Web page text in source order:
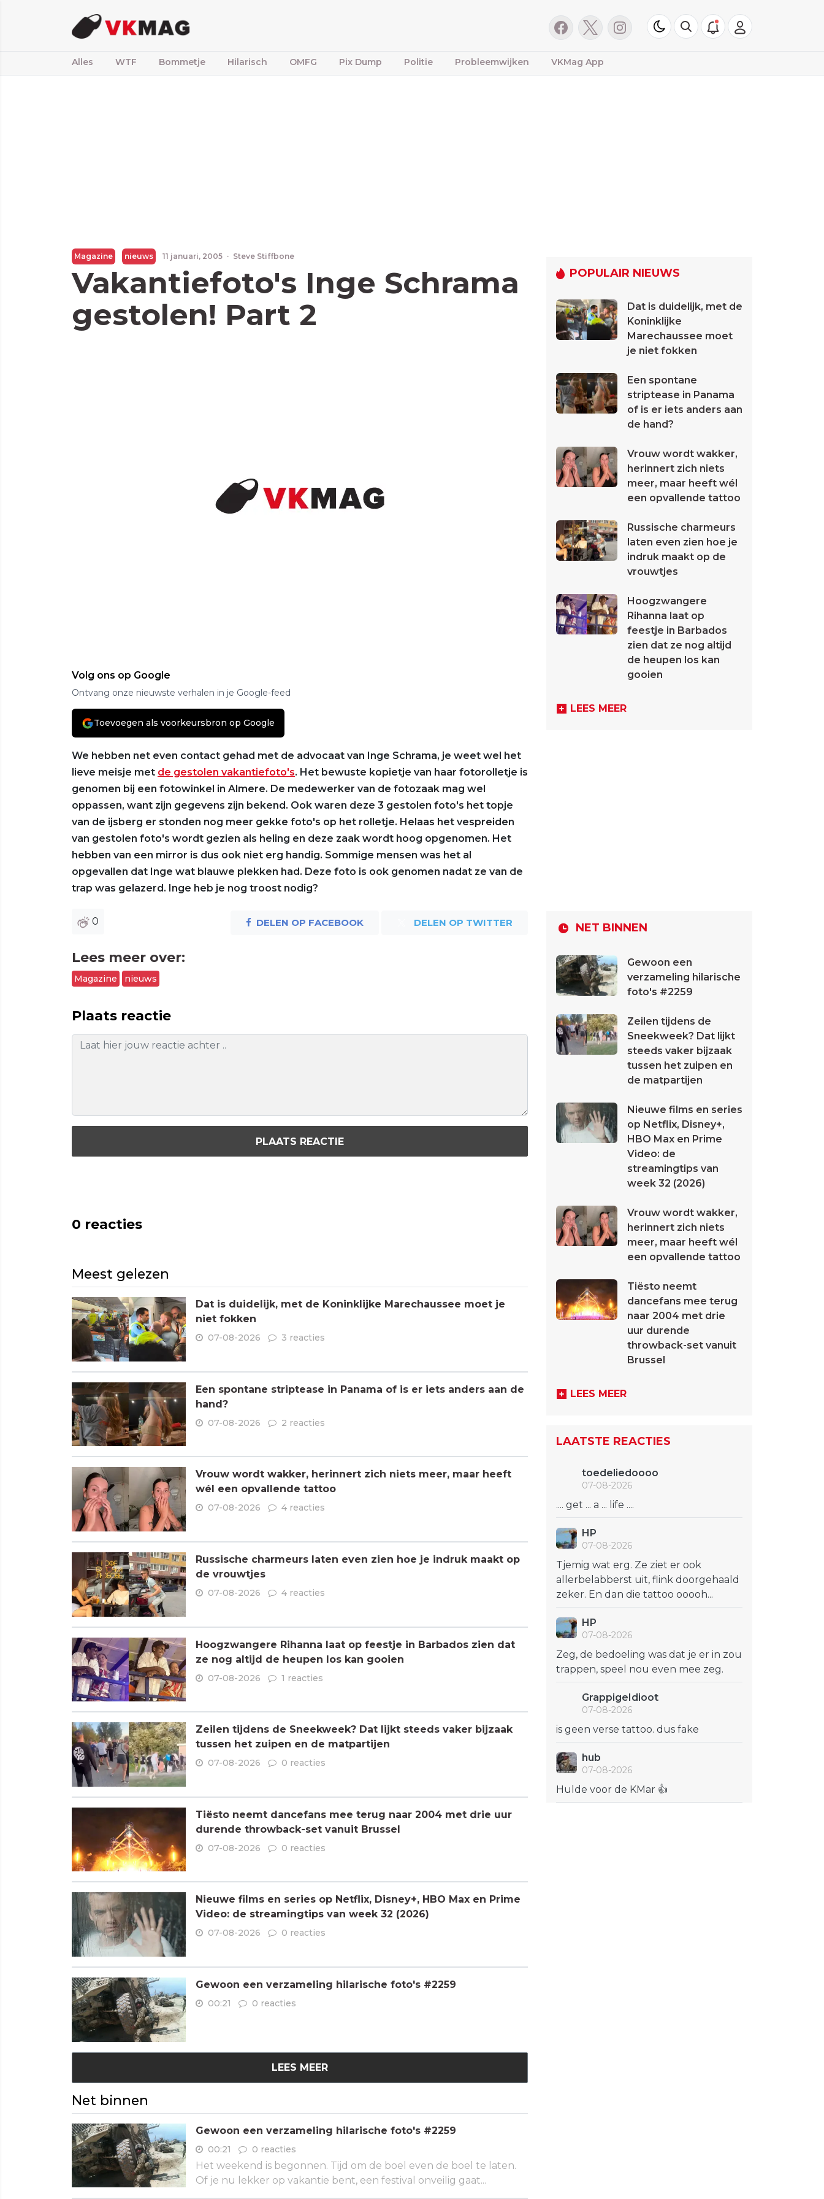
Alles WTF Bommetje Hilarisch OMFG Pix Dump Politie Probleemwijken VKMag App
Magazine nieuws 11 januari, 2005 · Steve Stiffbone
Vakantiefoto's Inge Schrama
gestolen! Part 2
Volg ons op Google
Ontvang onze nieuwste verhalen in je Google-feed
Toevoegen als voorkeursbron op Google
We hebben net even contact gehad met de advocaat van Inge Schrama, je weet wel het
lieve meisje met de gestolen vakantiefoto's. Het bewuste kopietje van haar fotorolletje is
genomen bij een fotowinkel in Almere. De medewerker van de fotozaak mag wel
oppassen, want zijn gegevens zijn bekend. Ook waren deze 3 gestolen foto's het topje
van de ijsberg er stonden nog meer gekke foto's op het rolletje. Helaas het vespreiden
van gestolen foto's wordt gezien als heling en deze zaak wordt hoog opgenomen. Het
hebben van een mirror is dus ook niet erg handig. Sommige mensen was het al
opgevallen dat Inge wat blauwe plekken had. Deze foto is ook genomen nadat ze van de
trap was gelazerd. Inge heb je nog troost nodig?
0 DELEN OP FACEBOOK DELEN OP TWITTER
Lees meer over:
Magazine nieuws
Plaats reactie
PLAATS REACTIE
0 reacties
Meest gelezen
Dat is duidelijk, met de Koninklijke Marechaussee moet je
niet fokken
07-08-2026 3 reacties
Een spontane striptease in Panama of is er iets anders aan de
hand?
07-08-2026 2 reacties
Vrouw wordt wakker, herinnert zich niets meer, maar heeft
wél een opvallende tattoo
07-08-2026 4 reacties
Russische charmeurs laten even zien hoe je indruk maakt op
de vrouwtjes
07-08-2026 4 reacties
Hoogzwangere Rihanna laat op feestje in Barbados zien dat
ze nog altijd de heupen los kan gooien
07-08-2026 1 reacties
Zeilen tijdens de Sneekweek? Dat lijkt steeds vaker bijzaak
tussen het zuipen en de matpartijen
07-08-2026 0 reacties
Tiësto neemt dancefans mee terug naar 2004 met drie uur
durende throwback-set vanuit Brussel
07-08-2026 0 reacties
Nieuwe films en series op Netflix, Disney+, HBO Max en Prime
Video: de streamingtips van week 32 (2026)
07-08-2026 0 reacties
Gewoon een verzameling hilarische foto's #2259
00:21 0 reacties
LEES MEER
Net binnen
Gewoon een verzameling hilarische foto's #2259
00:21 0 reacties
Het weekend is begonnen. Tijd om de boel even de boel te laten.
Of je nu lekker op vakantie bent, een festival onveilig gaat...
POPULAIR NIEUWS
Dat is duidelijk, met de
Koninklijke
Marechaussee moet
je niet fokken
Een spontane
striptease in Panama
of is er iets anders aan
de hand?
Vrouw wordt wakker,
herinnert zich niets
meer, maar heeft wél
een opvallende tattoo
Russische charmeurs
laten even zien hoe je
indruk maakt op de
vrouwtjes
Hoogzwangere
Rihanna laat op
feestje in Barbados
zien dat ze nog altijd
de heupen los kan
gooien
LEES MEER
NET BINNEN
Gewoon een
verzameling hilarische
foto's #2259
Zeilen tijdens de
Sneekweek? Dat lijkt
steeds vaker bijzaak
tussen het zuipen en
de matpartijen
Nieuwe films en series
op Netflix, Disney+,
HBO Max en Prime
Video: de
streamingtips van
week 32 (2026)
Vrouw wordt wakker,
herinnert zich niets
meer, maar heeft wél
een opvallende tattoo
Tiësto neemt
dancefans mee terug
naar 2004 met drie
uur durende
throwback-set vanuit
Brussel
LEES MEER
LAATSTE REACTIES
toedeliedoooo
07-08-2026
.... get ... a ... life ....
HP
07-08-2026
Tjemig wat erg. Ze ziet er ook
allerbelabberst uit, flink doorgehaald
zeker. En dan die tattoo ooooh...
HP
07-08-2026
Zeg, de bedoeling was dat je er in zou
trappen, speel nou even mee zeg.
GrappigeIdioot
07-08-2026
is geen verse tattoo. dus fake
hub
07-08-2026
Hulde voor de KMar 👍